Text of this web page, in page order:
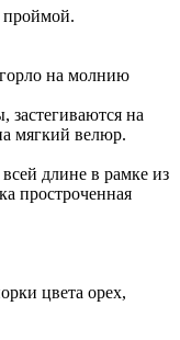
проймой.
горло на молнию
на
мягкий велюр.
длине в рамке из
простроченная
цвета орех,